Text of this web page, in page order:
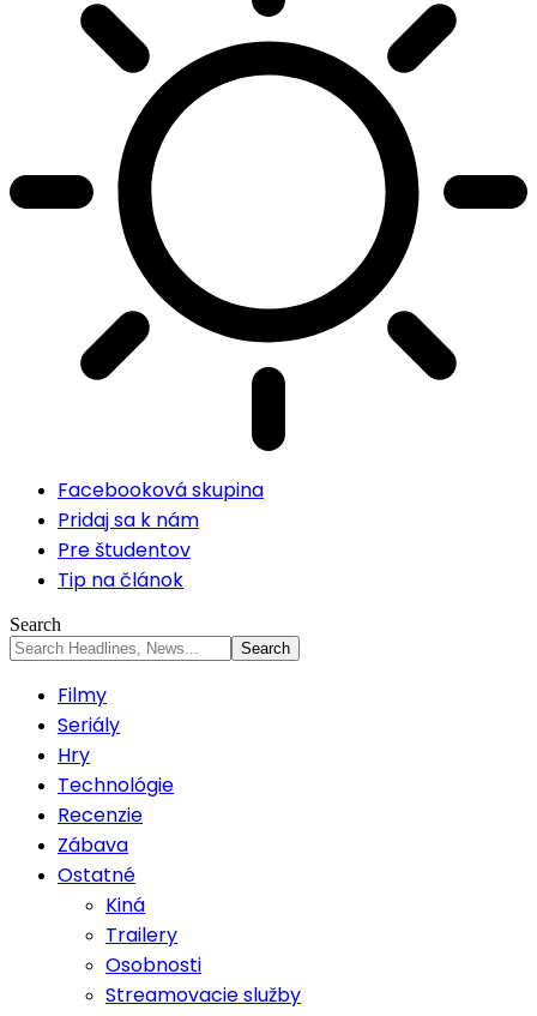
Facebooková skupina
Pridaj sa k nám
Pre študentov
Tip na článok
Search
Filmy
Seriály
Hry
Technológie
Recenzie
Zábava
Ostatné
Kiná
Trailery
Osobnosti
Streamovacie služby